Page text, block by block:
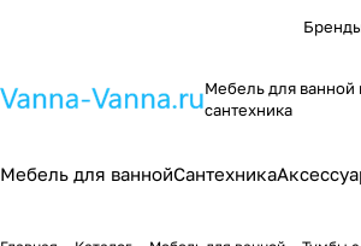
Мебель для ванной
сантехника
Мебель для ваннойСантехника